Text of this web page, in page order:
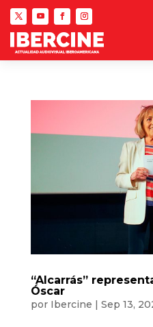
“Alcarrás”
Óscar
por Ibercine | Sep 13,